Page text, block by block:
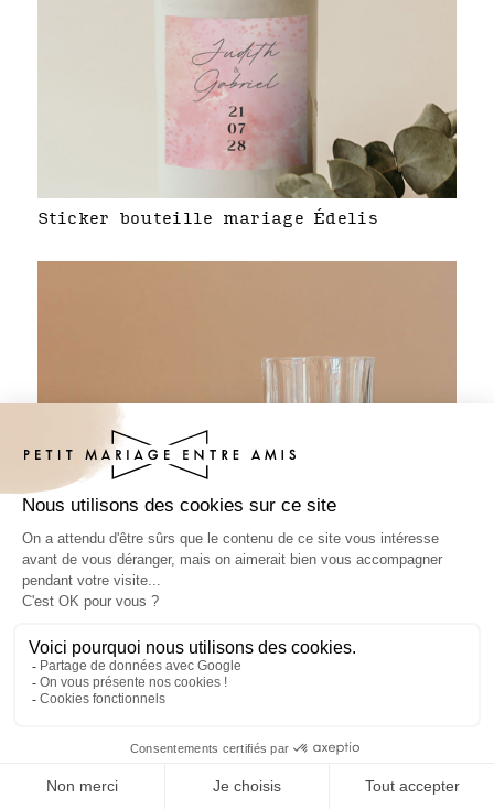
Sticker bouteille mariage Édelis
Sous-bock mariage Édelis